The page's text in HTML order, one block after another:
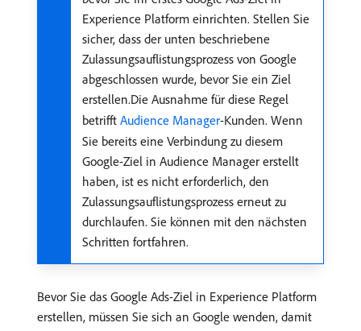
Experience Platform einrichten. Stellen Sie
sicher, dass der unten beschriebene
Zulassungsauflistungsprozess von Google
abgeschlossen wurde, bevor Sie ein Ziel
erstellen.Die Ausnahme für diese Regel
betrifft Audience Manager-Kunden. Wenn
Sie bereits eine Verbindung zu diesem
Google-Ziel in Audience Manager erstellt
haben, ist es nicht erforderlich, den
Zulassungsauflistungsprozess erneut zu
durchlaufen. Sie können mit den nächsten
Schritten fortfahren.
Bevor Sie das Google Ads-Ziel in Experience Platform
erstellen, müssen Sie sich an Google wenden, damit